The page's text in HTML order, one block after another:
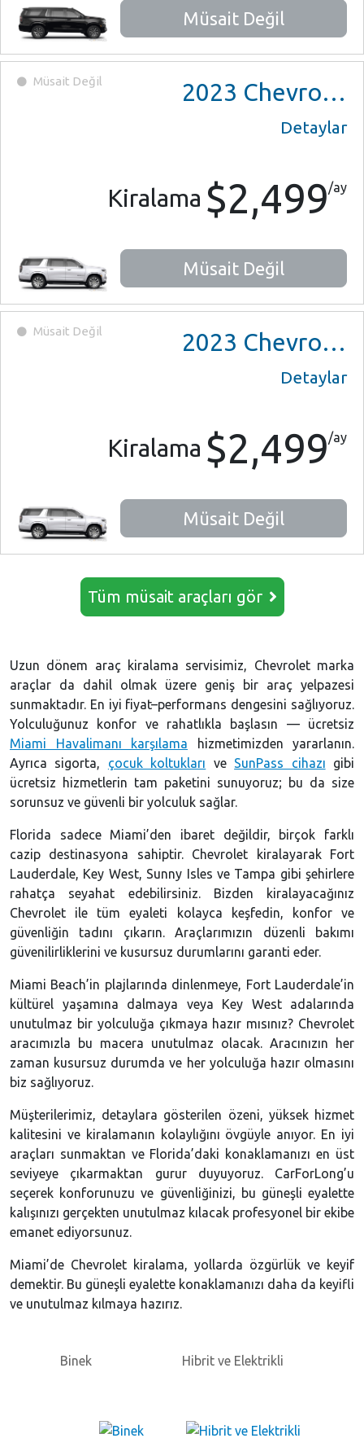
Müsait Değil
Müsait Değil 2023 Chevrolet Suburban
Detaylar
Kiralama $2,499/ay
Müsait Değil
Müsait Değil 2023 Chevrolet Suburban
Detaylar
Kiralama $2,499/ay
Müsait Değil
Tüm müsait araçları gör
Uzun dönem araç kiralama servisimiz, Chevrolet marka
araçlar da dahil olmak üzere geniş bir araç yelpazesi
sunmaktadır. En iyi fiyat–performans dengesini sağlıyoruz.
Yolculuğunuz konfor ve rahatlıkla başlasın — ücretsiz
Miami Havalimanı karşılama hizmetimizden yararlanın.
Ayrıca sigorta, çocuk koltukları ve SunPass cihazı gibi
ücretsiz hizmetlerin tam paketini sunuyoruz; bu da size
sorunsuz ve güvenli bir yolculuk sağlar.
Florida sadece Miami’den ibaret değildir, birçok farklı
cazip destinasyona sahiptir. Chevrolet kiralayarak Fort
Lauderdale, Key West, Sunny Isles ve Tampa gibi şehirlere
rahatça seyahat edebilirsiniz. Bizden kiralayacağınız
Chevrolet ile tüm eyaleti kolayca keşfedin, konfor ve
güvenliğin tadını çıkarın. Araçlarımızın düzenli bakımı
güvenilirliklerini ve kusursuz durumlarını garanti eder.
Miami Beach’in plajlarında dinlenmeye, Fort Lauderdale’in
kültürel yaşamına dalmaya veya Key West adalarında
unutulmaz bir yolculuğa çıkmaya hazır mısınız? Chevrolet
aracımızla bu macera unutulmaz olacak. Aracınızın her
zaman kusursuz durumda ve her yolculuğa hazır olmasını
biz sağlıyoruz.
Müşterilerimiz, detaylara gösterilen özeni, yüksek hizmet
kalitesini ve kiralamanın kolaylığını övgüyle anıyor. En iyi
araçları sunmaktan ve Florida’daki konaklamanızı en üst
seviyeye çıkarmaktan gurur duyuyoruz. CarForLong’u
seçerek konforunuzu ve güvenliğinizi, bu güneşli eyalette
kalışınızı gerçekten unutulmaz kılacak profesyonel bir ekibe
emanet ediyorsunuz.
Miami’de Chevrolet kiralama, yollarda özgürlük ve keyif
demektir. Bu güneşli eyalette konaklamanızı daha da keyifli
ve unutulmaz kılmaya hazırız.
Binek Hibrit ve Elektrikli